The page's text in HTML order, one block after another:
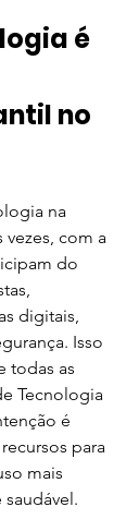
é
no
na
com a
do
digitais,
Isso
todas as
Tecnologia
é
para
mais